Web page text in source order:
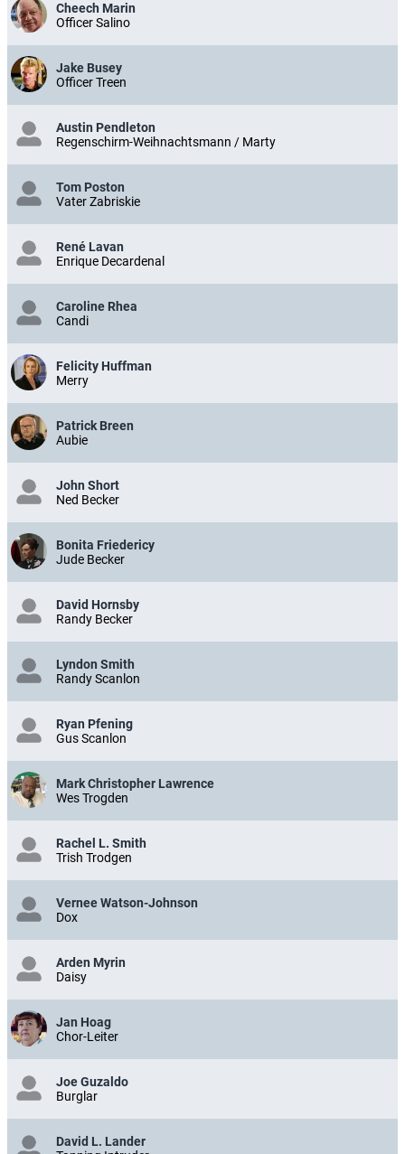
Cheech Marin
Officer Salino
Jake Busey
Officer Treen
Austin Pendleton
Regenschirm-Weihnachtsmann / Marty
Tom Poston
Vater Zabriskie
René Lavan
Enrique Decardenal
Caroline Rhea
Candi
Felicity Huffman
Merry
Patrick Breen
Aubie
John Short
Ned Becker
Bonita Friedericy
Jude Becker
David Hornsby
Randy Becker
Lyndon Smith
Randy Scanlon
Ryan Pfening
Gus Scanlon
Mark Christopher Lawrence
Wes Trogden
Rachel L. Smith
Trish Trodgen
Vernee Watson-Johnson
Dox
Arden Myrin
Daisy
Jan Hoag
Chor-Leiter
Joe Guzaldo
Burglar
David L. Lander